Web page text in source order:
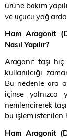
ürüne bakım
ve uçucu
Ham Aragonit
Nasıl Yapılır?
Aragonit taşı hiç
kullanıldığı
Bu nedenle ara
içinse yalnızca
nemlendirerek
bu işlem istenilen
Ham Aragonit